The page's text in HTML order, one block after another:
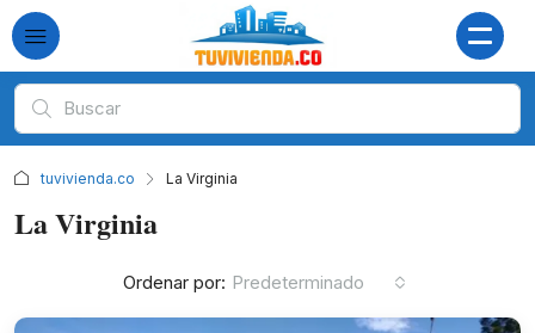
tuvivienda.co La Virginia
La Virginia
Ordenar por: Predeterminado